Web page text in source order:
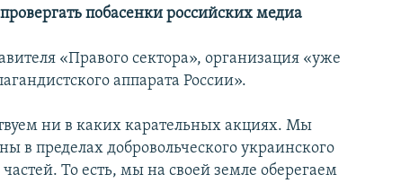
побасенки российских медиа
«Правого сектора», организация «уже
аппарата России».
ни в каких карательных акциях. Мы
в пределах добровольческого украинского
То есть, мы на своей земле оберегаем